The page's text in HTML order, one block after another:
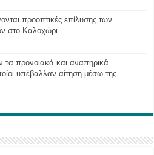
προοπτικές επίλυσης των
στο Καλοχώρι
τα προνοιακά και αναπηρικά
υπέβαλλαν αίτηση μέσω της